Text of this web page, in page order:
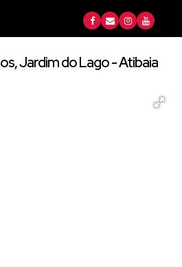
Jardim do Lago - Atibaia